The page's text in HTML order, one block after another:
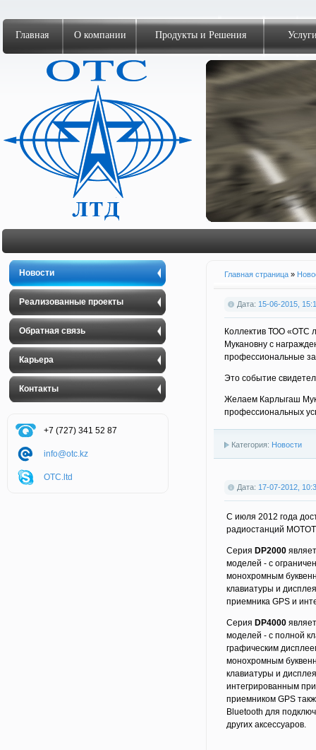
Главная О компании Продукты и Решения
<
>
Главная страница »
Дата: 15-06-2015,
Коллектив ТОО «ОТС
Мукановну с
профессиональные
Это событие
Желаем Карлыгаш
профессиональных
Категория: Новости
Дата: 17-07-2012,
С июля 2012 года
радиостанций
Серия DP2000
моделей - с
монохромным
клавиатуры и
приемника GPS и
Серия DP4000
моделей - с полной
графическим
монохромным
клавиатуры и
интегрированным
приемником GPS
Bluetooth для
других аксессуаров.
Новости
Реализованные проекты
Обратная связь
Карьера
Контакты
+7 (727) 341 52 87
info@otc.kz
OTC.ltd